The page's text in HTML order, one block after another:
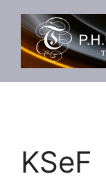
treści
KSeF